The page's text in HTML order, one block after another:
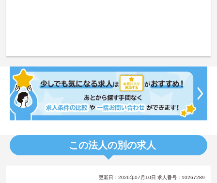
この法人の別の求人
更新日：2026年07月10日 求人番号：10267289